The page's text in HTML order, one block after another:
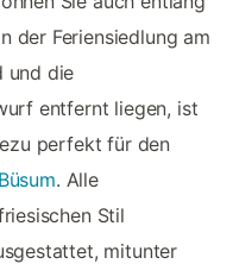
der Feriensiedlung am
und die
entfernt liegen, ist
perfekt für den
. Alle
Stil
mitunter